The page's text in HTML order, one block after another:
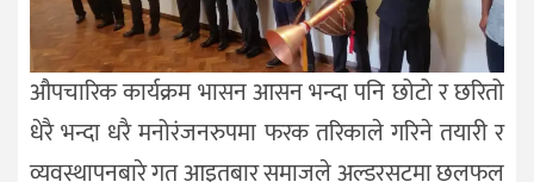
औपचारिक कार्यक्रम भासन आसन भन्दा पनि छोटो र छरितो
धेरै भन्दा धरै मनोरंजनरुपमा फरक तरिकाले गरिने तयारी र
व्यवस्थापनबारे गत आइतबार समाजले अल्डरसटमा छलफल